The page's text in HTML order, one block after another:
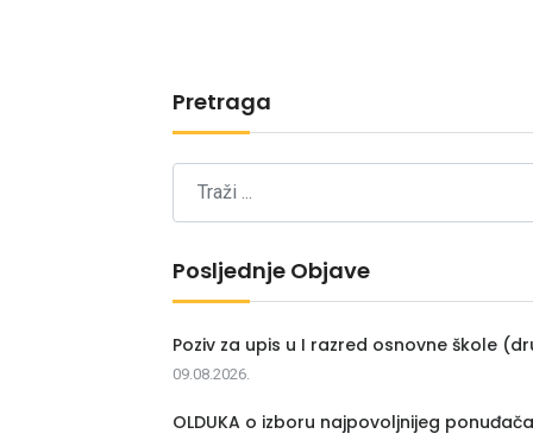
Pretraga
Posljednje Objave
Poziv za upis u I razred osnovne škole
09.08.2026.
OLDUKA o izboru najpovoljnijeg